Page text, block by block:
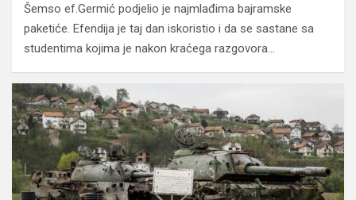
Šemso ef.Germić podjelio je najmlađima bajramske
paketiće. Efendija je taj dan iskoristio i da se sastane sa
studentima kojima je nakon kraćega razgovora…